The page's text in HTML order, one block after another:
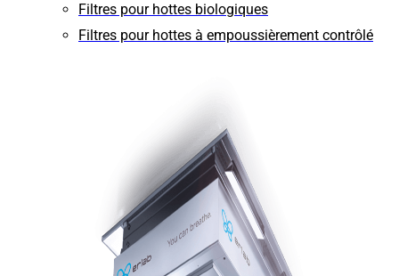
Filtres pour hottes biologiques
Filtres pour hottes à empoussièrement contrôlé